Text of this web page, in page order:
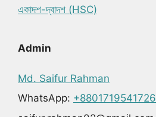
একাদশ-দ্বাদশ (HSC)
Admin
Md. Saifur Rahman
WhatsApp: +8801719541726